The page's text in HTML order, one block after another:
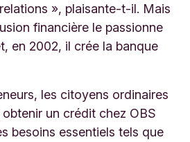
», plaisante-t-il. Mais
financière le passionne
en 2002, il crée la banque
les citoyens ordinaires
un crédit chez OBS
besoins essentiels tels que